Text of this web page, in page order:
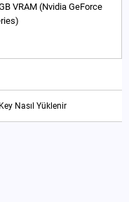
VRAM (Nvidia GeForce
Nasıl Yüklenir